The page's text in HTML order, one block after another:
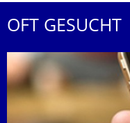
OFT GESUCHT